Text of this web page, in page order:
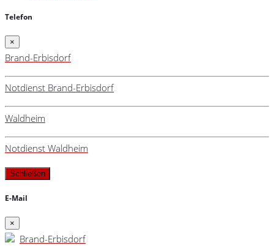
Telefon
×
Brand-Erbisdorf
Notdienst Brand-Erbisdorf
Waldheim
Notdienst Waldheim
Schließen
E-Mail
×
Brand-Erbisdorf